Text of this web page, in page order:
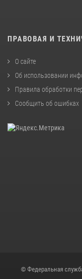
ПРАВОВАЯ И
О сайте
Об использовании
Правила обработки
Сообщить об ошибках
© Федеральная